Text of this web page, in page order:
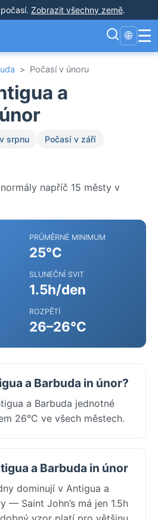
. Zobrazit všechny země.
🌐 ☰
> Počasí v únoru
a
srpnu
Počasí v září
napříč 15 městy v
PRŮMĚRNÉ MINIMUM
25°C
SLUNEČNÍ SVIT
1.5h/den
ROZPĚTÍ
26–26°C
a Barbuda in únor?
a Barbuda jednotné
26°C ve všech městech.
a Barbuda in únor
dominují v Antigua a
— Saint John’s má jen 1.5h